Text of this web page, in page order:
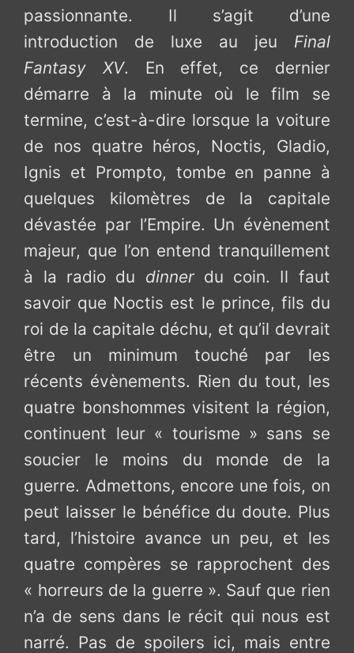
passionnante. Il s’agit d’une
introduction de luxe au jeu Final
Fantasy XV. En effet, ce dernier
démarre à la minute où le film se
termine, c’est-à-dire lorsque la voiture
de nos quatre héros, Noctis, Gladio,
Ignis et Prompto, tombe en panne à
quelques kilomètres de la capitale
dévastée par l’Empire. Un évènement
majeur, que l’on entend tranquillement
à la radio du dinnerdu coin. Il faut
savoir que Noctis est le prince, fils du
roi de la capitale déchu, et qu’il devrait
être un minimum touché par les
récents évènements. Rien du tout, les
quatre bonshommes visitent la région,
continuent leur « tourisme » sans se
soucier le moins du monde de la
guerre. Admettons, encore une fois, on
peut laisser le bénéfice du doute. Plus
tard, l’histoire avance un peu, et les
quatre compères se rapprochent des
« horreurs de la guerre ». Sauf que rien
n’a de sens dans le récit qui nous est
narré. Pas de spoilers ici, mais entre